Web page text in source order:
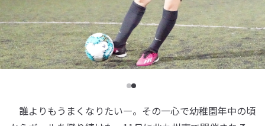
誰よりもうまくなりたい―。その一心で幼稚園年中の頃